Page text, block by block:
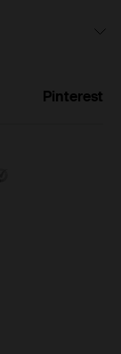
Pinterest